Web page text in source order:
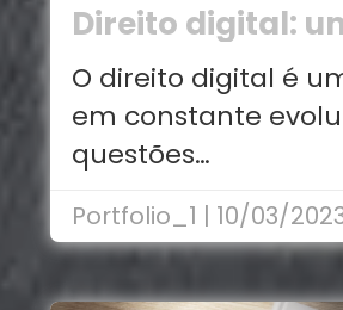
Direito digital:
área em
O direito digital é
em constante
questões…
Portfolio_1 | 10/03/